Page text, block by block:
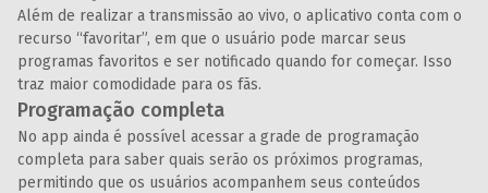
Além de realizar a transmissão ao vivo, o aplicativo conta com o
recurso “favoritar”, em que o usuário pode marcar seus
programas favoritos e ser notificado quando for começar. Isso
traz maior comodidade para os fãs.
Programação completa
No app ainda é possível acessar a grade de programação
completa para saber quais serão os próximos programas,
permitindo que os usuários acompanhem seus conteúdos